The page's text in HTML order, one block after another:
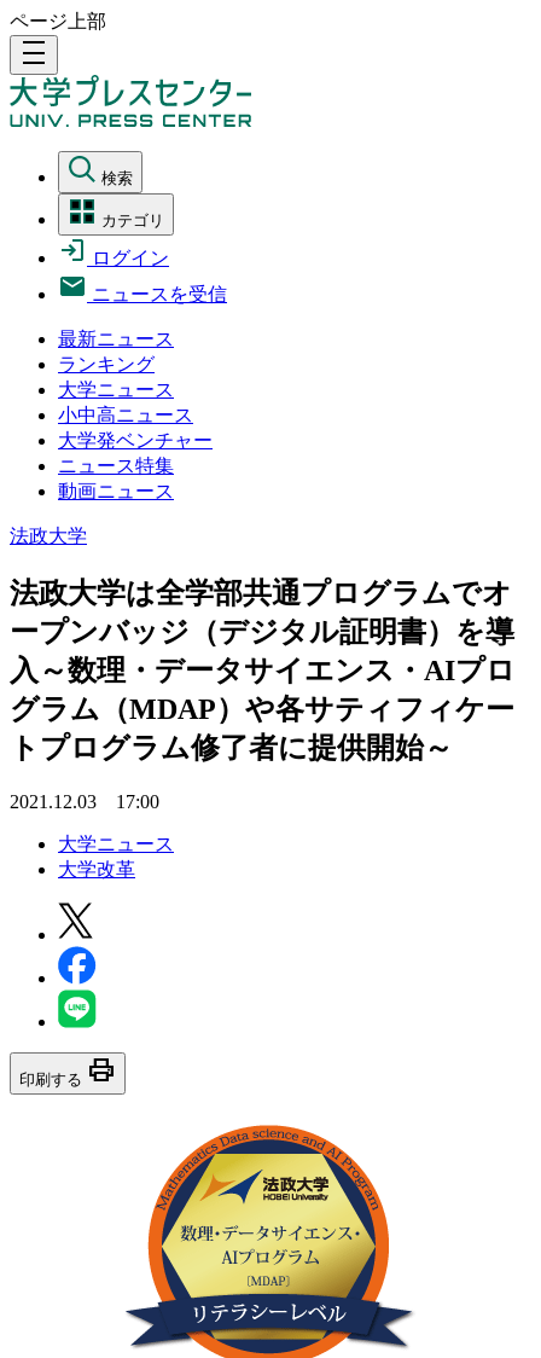
ページ上部
density_medium
検索
カテゴリ
ログイン
ニュースを受信
最新ニュース
ランキング
大学ニュース
小中高ニュース
大学発ベンチャー
ニュース特集
動画ニュース
法政大学
法政大学は全学部共通プログラムでオ
ープンバッジ（デジタル証明書）を導
入～数理・データサイエンス・AIプロ
グラム（MDAP）や各サティフィケー
トプログラム修了者に提供開始～
2021.12.03 17:00
大学ニュース
大学改革
印刷する print